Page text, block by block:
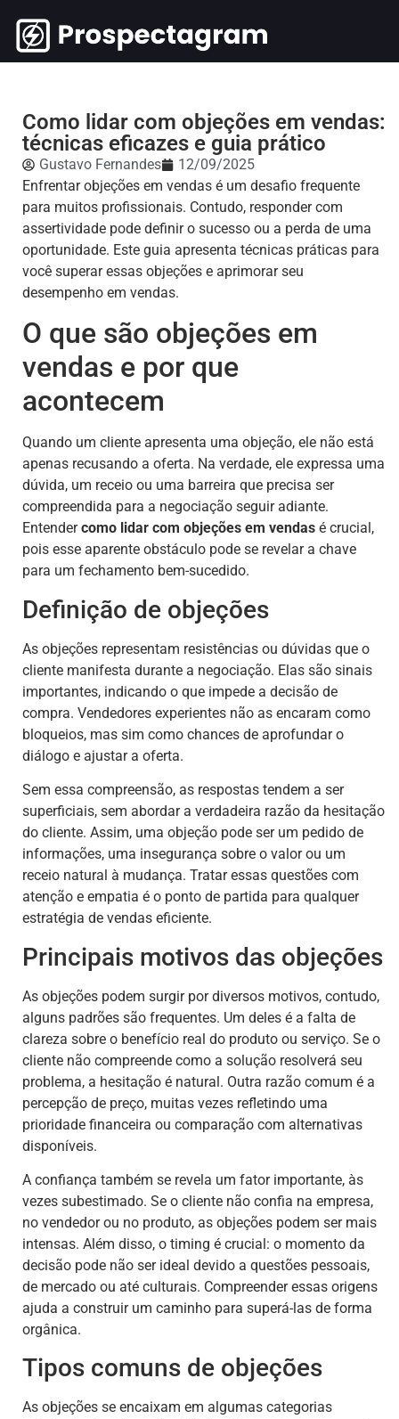
Como lidar com objeções em vendas:
técnicas eficazes e guia prático
Gustavo Fernandes
12/09/2025
Enfrentar objeções em vendas é um desafio frequente
para muitos profissionais. Contudo, responder com
assertividade pode definir o sucesso ou a perda de uma
oportunidade. Este guia apresenta técnicas práticas para
você superar essas objeções e aprimorar seu
desempenho em vendas.
O que são objeções em
vendas e por que
acontecem
Quando um cliente apresenta uma objeção, ele não está
apenas recusando a oferta. Na verdade, ele expressa uma
dúvida, um receio ou uma barreira que precisa ser
compreendida para a negociação seguir adiante.
Entendercomo lidar com objeções em vendas é crucial,
pois esse aparente obstáculo pode se revelar a chave
para um fechamento bem-sucedido.
Definição de objeções
As objeções representam resistências ou dúvidas que o
cliente manifesta durante a negociação. Elas são sinais
importantes, indicando o que impede a decisão de
compra. Vendedores experientes não as encaram como
bloqueios, mas sim como chances de aprofundar o
diálogo e ajustar a oferta.
Sem essa compreensão, as respostas tendem a ser
superficiais, sem abordar a verdadeira razão da hesitação
do cliente. Assim, uma objeção pode ser um pedido de
informações, uma insegurança sobre o valor ou um
receio natural à mudança. Tratar essas questões com
atenção e empatia é o ponto de partida para qualquer
estratégia de vendas eficiente.
Principais motivos das objeções
As objeções podem surgir por diversos motivos, contudo,
alguns padrões são frequentes. Um deles é a falta de
clareza sobre o benefício real do produto ou serviço. Se o
cliente não compreende como a solução resolverá seu
problema, a hesitação é natural. Outra razão comum é a
percepção de preço, muitas vezes refletindo uma
prioridade financeira ou comparação com alternativas
disponíveis.
A confiança também se revela um fator importante, às
vezes subestimado. Se o cliente não confia na empresa,
no vendedor ou no produto, as objeções podem ser mais
intensas. Além disso, o timing é crucial: o momento da
decisão pode não ser ideal devido a questões pessoais,
de mercado ou até culturais. Compreender essas origens
ajuda a construir um caminho para superá-las de forma
orgânica.
Tipos comuns de objeções
As objeções se encaixam em algumas categorias